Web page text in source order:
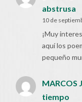
abstrusa
10 de
¡Muy
aquí los
pequeño
MARCOS
tiempo